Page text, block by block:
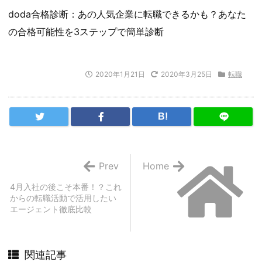
doda合格診断：あの人気企業に転職できるかも？あなた
の合格可能性を3ステップで簡単診断
2020年1月21日 2020年3月25日 転職
B!
Home
4月入社の後こそ本番！？これ
からの転職活動で活用したい
エージェント徹底比較
Prev
関連記事